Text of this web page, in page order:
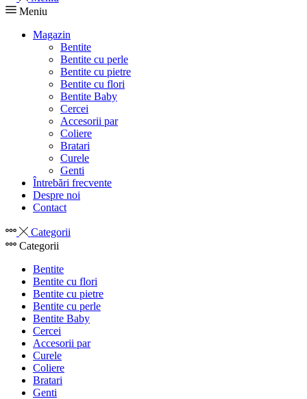
Meniu
Magazin
Bentite
Bentite cu perle
Bentite cu pietre
Bentite cu flori
Bentite Baby
Cercei
Accesorii par
Coliere
Bratari
Curele
Genti
Întrebări frecvente
Despre noi
Contact
Categorii
Categorii
Bentite
Bentite cu flori
Bentite cu pietre
Bentite cu perle
Bentite Baby
Cercei
Accesorii par
Curele
Coliere
Bratari
Genti